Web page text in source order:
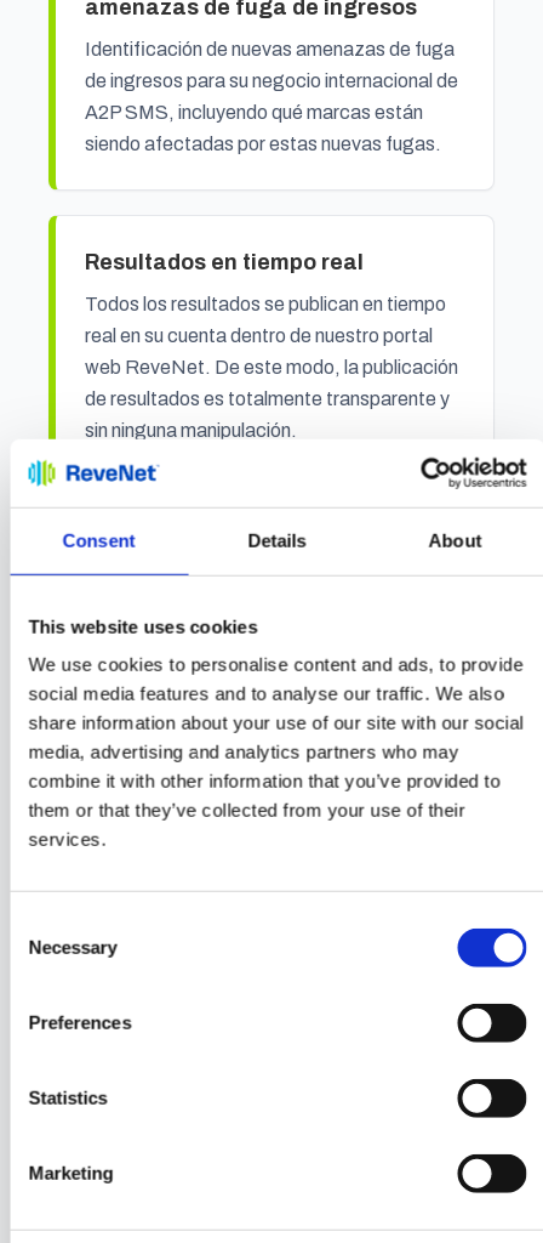
Consent Details About
This website uses cookies
We use cookies to personalise content and ads, to provide
social media features and to analyse our traffic. We also
share information about your use of our site with our social
media, advertising and analytics partners who may
combine it with other information that you’ve provided to
them or that they’ve collected from your use of their
services.
Selection
Necessary
Preferences
Statistics
Marketing
amenazas de fuga de ingresos
Identificación de nuevas amenazas de fuga
de ingresos para su negocio internacional de
A2P SMS, incluyendo qué marcas están
siendo afectadas por estas nuevas fugas.
Resultados en tiempo real
Todos los resultados se publican en tiempo
real en su cuenta dentro de nuestro portal
web ReveNet. De este modo, la publicación
de resultados es totalmente transparente y
sin ninguna manipulación.
Mejora de reglas de firewall
actualización continua de las reglas de su
Firewall realizada por sus propios equipos de
gestión de fraude o por su socio de servicios
gestionados de A2P SMS.
Incorporación simple y sin
configuración o cambio en la red; es muy
Análisis experto y honesto
sobre el rendimiento de su producto A2P
mejorar su desempeño.